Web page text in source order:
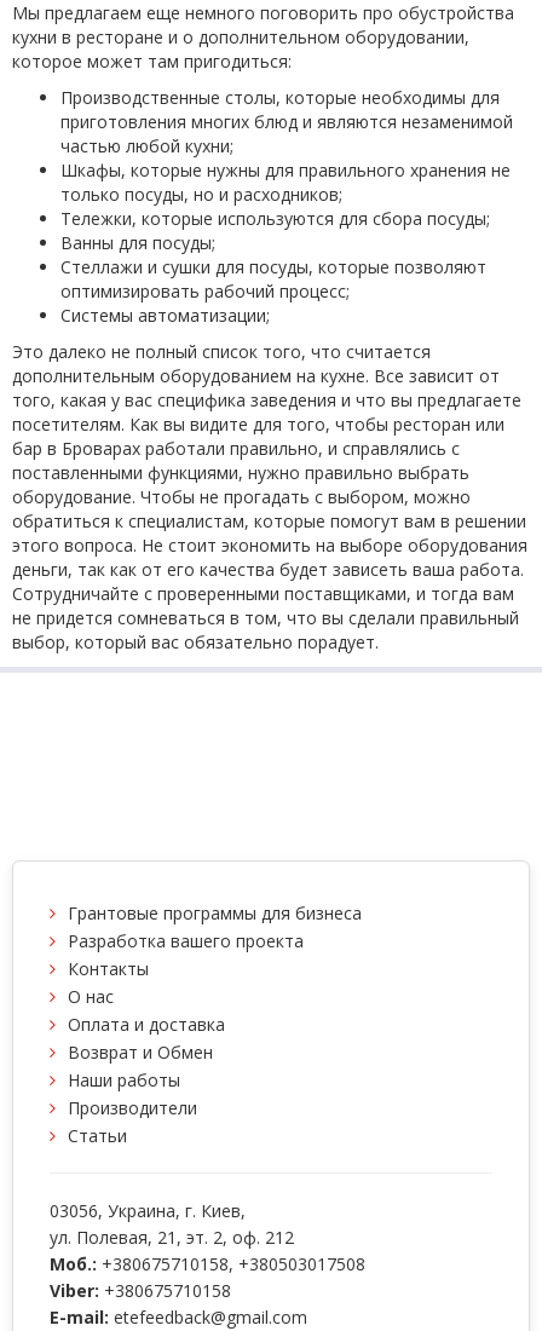
Мы предлагаем еще немного поговорить про обустройства
кухни в ресторане и о дополнительном оборудовании,
которое может там пригодиться:
Производственные столы, которые необходимы для
приготовления многих блюд и являются незаменимой
частью любой кухни;
Шкафы, которые нужны для правильного хранения не
только посуды, но и расходников;
Тележки, которые используются для сбора посуды;
Ванны для посуды;
Стеллажи и сушки для посуды, которые позволяют
оптимизировать рабочий процесс;
Системы автоматизации;
Это далеко не полный список того, что считается
дополнительным оборудованием на кухне. Все зависит от
того, какая у вас специфика заведения и что вы предлагаете
посетителям. Как вы видите для того, чтобы ресторан или
бар в Броварах работали правильно, и справлялись с
поставленными функциями, нужно правильно выбрать
оборудование. Чтобы не прогадать с выбором, можно
обратиться к специалистам, которые помогут вам в решении
этого вопроса. Не стоит экономить на выборе оборудования
деньги, так как от его качества будет зависеть ваша работа.
Сотрудничайте с проверенными поставщиками, и тогда вам
не придется сомневаться в том, что вы сделали правильный
выбор, который вас обязательно порадует.
Грантовые программы для бизнеса
Разработка вашего проекта
Контакты
О нас
Оплата и доставка
Возврат и Обмен
Наши работы
Производители
Статьи
03056, Украина, г. Киев,
ул. Полевая, 21, эт. 2, оф. 212
Моб.: +380675710158, +380503017508
Viber: +380675710158
E-mail: etefeedback@gmail.com